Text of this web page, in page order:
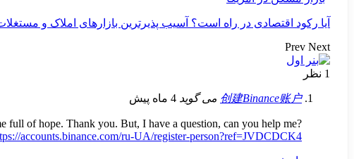
آیا رکود اقتصادی در راه است؟ آسیب پذیرترین بازارهای املاک و
Prev Next
1 نظر
创建Binance账户 می گوید 4 ماه پیش
full of hope. Thank you. But, I have a question, can you help me?
accounts.binance.com/ru-UA/register-person?ref=JVDCDCK4